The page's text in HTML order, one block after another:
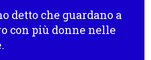
detto che guardano a
con più donne nelle